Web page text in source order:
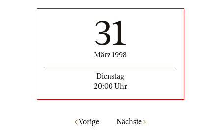
31
März 1998
Dienstag
20:00 Uhr
Vorige Nächste